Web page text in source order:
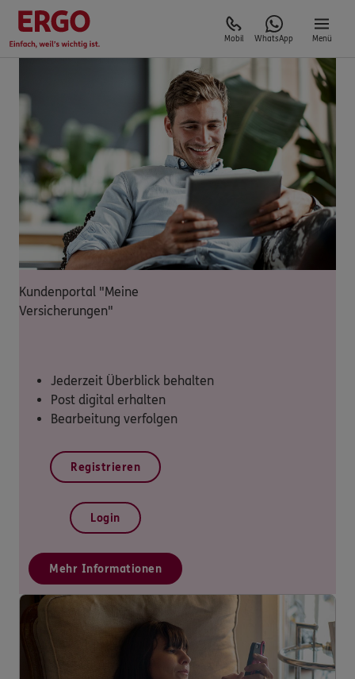
Mobil WhatsApp Menü
Kundenportal "Meine
Versicherungen"
Jederzeit Überblick behalten
Post digital erhalten
Bearbeitung verfolgen
Registrieren
Login
Mehr Informationen